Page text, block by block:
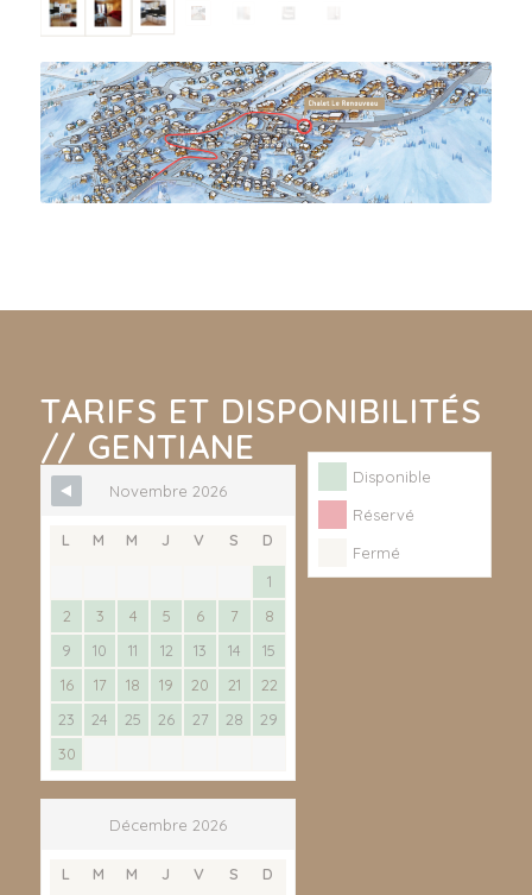
TARIFS ET DISPONIBILITÉS
// GENTIANE
Disponible
Réservé
Fermé
Novembre 2026
L M M J V S D
1
2
3 4 5 6 7
8
9
10 11 12 13 14
15
16
17 18 19 20 21
22
23
24 25 26 27 28
29
30
Décembre 2026
L M M J V S D